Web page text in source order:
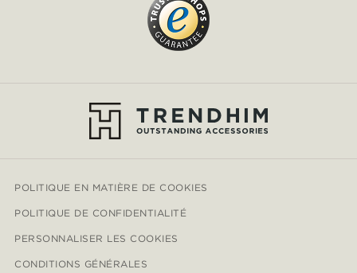
POLITIQUE EN MATIÈRE DE COOKIES
POLITIQUE DE CONFIDENTIALITÉ
PERSONNALISER LES COOKIES
CONDITIONS GÉNÉRALES